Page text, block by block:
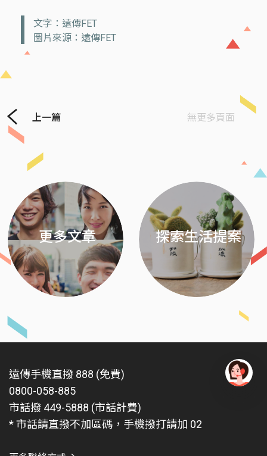
文字：遠傳FET
圖片來源：遠傳FET
上一篇 無更多頁面
更多文章 探索生活提案
遠傳手機直撥 888 (免費)
0800-058-885
市話撥 449-5888 (市話計費)
* 市話請直撥不加區碼，手機撥打請加 02